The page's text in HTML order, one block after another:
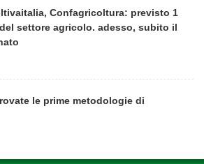
Confagricoltura: previsto 1
settore agricolo. adesso, subito il
le prime metodologie di